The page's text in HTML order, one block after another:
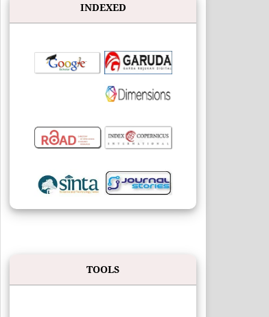
INDEXED
TOOLS